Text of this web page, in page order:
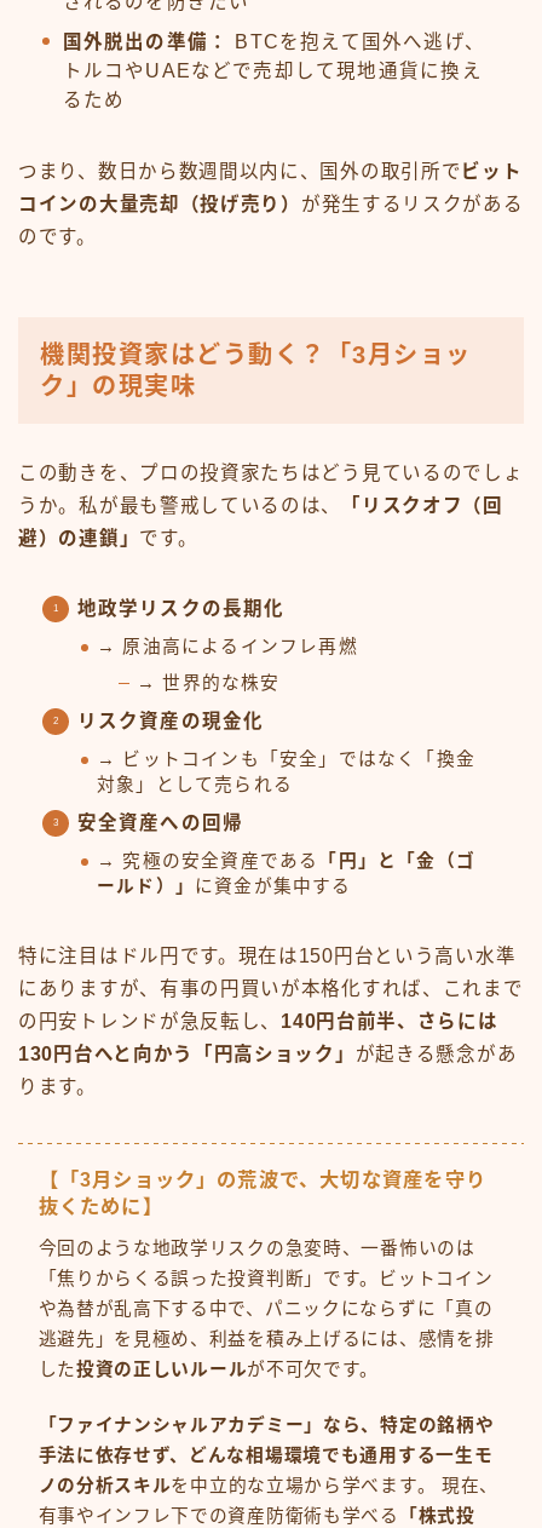
国外脱出の準備：
BTCを抱えて国外へ逃げ、
トルコやUAEなどで売却して現地通貨に換え
るため
つまり、数日から数週間以内に、国外の取引所で ビット
コインの大量売却（投げ売り） が発生するリスクがある
のです。
機関投資家はどう動く？「3月ショッ
ク」の現実味
この動きを、プロの投資家たちはどう見ているのでしょ
うか。私が最も警戒しているのは、
「リスクオフ（回
避）の連鎖」 です。
地政学リスクの長期化
→ 原油高によるインフレ再燃
→ 世界的な株安
リスク資産の現金化
→ ビットコインも「安全」ではなく「換金
対象」として売られる
安全資産への回帰
→ 究極の安全資産である
「円」と「金（ゴ
ールド）」 に資金が集中する
特に注目はドル円です。現在は150円台という高い水準
にありますが、有事の円買いが本格化すれば、これまで
の円安トレンドが急反転し、 140円台前半、さらには
130円台へと向かう「円高ショック」 が起きる懸念があ
ります。
【「3月ショック」の荒波で、大切な資産を守り
抜くために】
今回のような地政学リスクの急変時、一番怖いのは
「焦りからくる誤った投資判断」です。ビットコイン
や為替が乱高下する中で、パニックにならずに「真の
逃避先」を見極め、利益を積み上げるには、感情を排
した投資の正しいルールが不可欠です。
「ファイナンシャルアカデミー」なら、特定の銘柄や
手法に依存せず、どんな相場環境でも通用する一生モ
ノの分析スキルを中立的な立場から学べます。 現在、
有事やインフレ下での資産防衛術も学べる
「株式投